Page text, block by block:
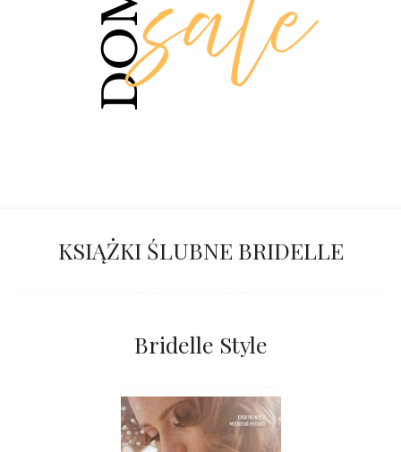
KSIĄŻKI ŚLUBNE BRIDELLE
Bridelle Style